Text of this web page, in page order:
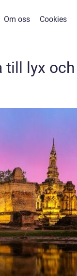
Om oss Cookies
till lyx